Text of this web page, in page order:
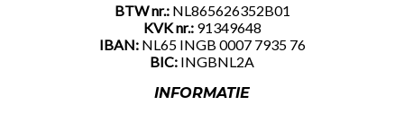
BTW nr.:NL865626352B01
KVK nr.:91349648
IBAN:NL65 INGB 0007 7935 76
BIC: INGBNL2A
INFORMATIE